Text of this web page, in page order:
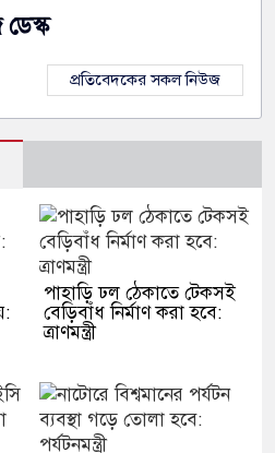
প্রতিবেদকের সকল নিউজ
পাহাড়ি ঢল ঠেকাতে টেকসই
বেড়িবাঁধ নির্মাণ করা হবে:
ত্রাণমন্ত্রী